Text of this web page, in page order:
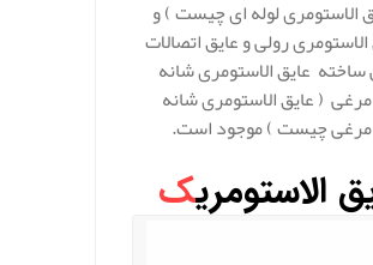
الاستومری لوله ای چیست ) و
رولی و عایق اتصالات
عایق الاستومری شانه
( عایق الاستومری شانه
چیست ) موجود است.
الاستومریک